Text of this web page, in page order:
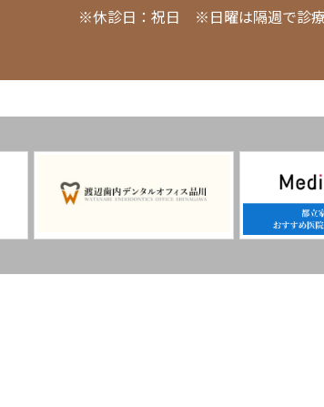
※休診日：祝日 ※日曜は隔週で診療